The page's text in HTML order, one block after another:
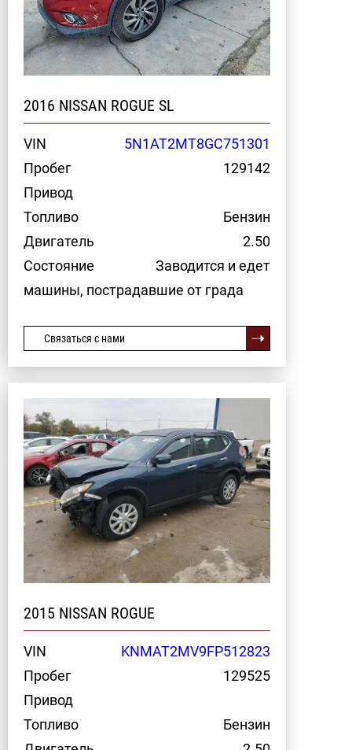
2016 NISSAN ROGUE SL
VIN
5N1AT2MT8GC751301
Пробег
129142
Привод
Топливо
Бензин
Двигатель
2.50
Состояние
Заводится и едет
машины, пострадавшие от града
Связаться с нами
2015 NISSAN ROGUE
VIN
KNMAT2MV9FP512823
Пробег
129525
Привод
Топливо
Бензин